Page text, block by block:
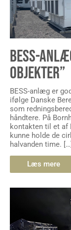
BESS-
OBJEKTER”
BESS-anlæg er
ifølge Danske
som
håndtere. På
kontakten til et af
kunne holde de
halvanden time. […]
Læs mere